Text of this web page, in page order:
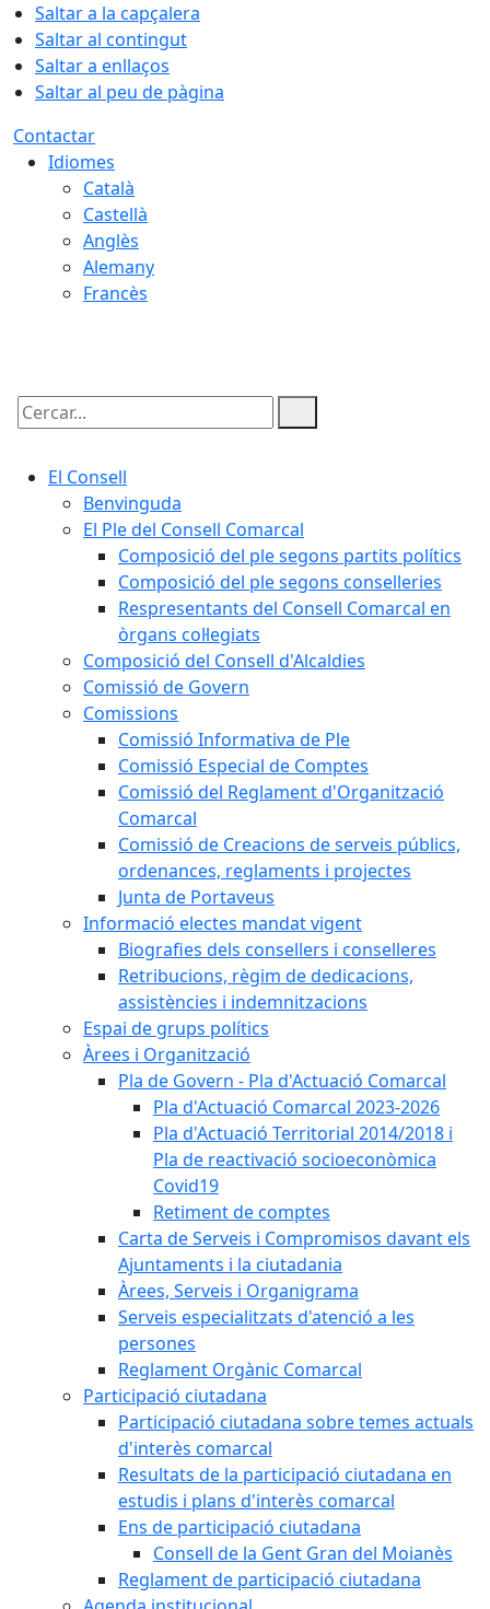
Saltar a la capçalera
Saltar al contingut
Saltar a enllaços
Saltar al peu de pàgina
Contactar
Idiomes
Català
Castellà
Anglès
Alemany
Francès
Cercar:
El Consell
Benvinguda
El Ple del Consell Comarcal
Composició del ple segons partits polítics
Composició del ple segons conselleries
Respresentants del Consell Comarcal en
òrgans col·legiats
Composició del Consell d'Alcaldies
Comissió de Govern
Comissions
Comissió Informativa de Ple
Comissió Especial de Comptes
Comissió del Reglament d'Organització
Comarcal
Comissió de Creacions de serveis públics,
ordenances, reglaments i projectes
Junta de Portaveus
Informació electes mandat vigent
Biografies dels consellers i conselleres
Retribucions, règim de dedicacions,
assistències i indemnitzacions
Espai de grups polítics
Àrees i Organització
Pla de Govern - Pla d'Actuació Comarcal
Pla d'Actuació Comarcal 2023-2026
Pla d'Actuació Territorial 2014/2018 i
Pla de reactivació socioeconòmica
Covid19
Retiment de comptes
Carta de Serveis i Compromisos davant els
Ajuntaments i la ciutadania
Àrees, Serveis i Organigrama
Serveis especialitzats d'atenció a les
persones
Reglament Orgànic Comarcal
Participació ciutadana
Participació ciutadana sobre temes actuals
d'interès comarcal
Resultats de la participació ciutadana en
estudis i plans d'interès comarcal
Ens de participació ciutadana
Consell de la Gent Gran del Moianès
Reglament de participació ciutadana